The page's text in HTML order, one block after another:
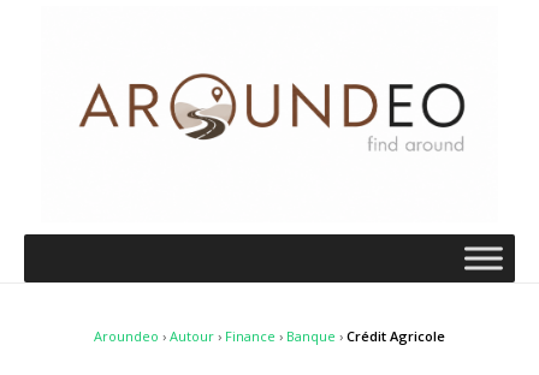
Aroundeo › Autour › Finance › Banque › Crédit Agricole